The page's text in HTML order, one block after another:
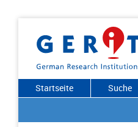
Startseite Suche